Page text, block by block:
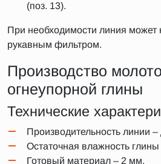
(поз. 13).
При необходимости линия может
рукавным фильтром.
Производство
огнеупорной глины
Технические
Производительность линии –
Остаточная влажность глины
Готовый материал – 2 мм.